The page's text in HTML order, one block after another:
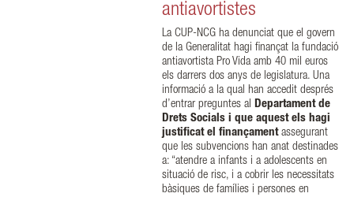
antiavortistes
La CUP-NCG ha denunciat que el govern
de la Generalitat hagi finançat la fundació
antiavortista Pro Vida amb 40 mil euros
els darrers dos anys de legislatura. Una
informació a la qual han accedit després
d’entrar preguntes al Departament de
Drets Socials i que aquest els hagi
justificat el finançament assegurant
que les subvencions han anat destinades
a: “atendre a infants i a adolescents en
situació de risc, i a cobrir les necessitats
bàsiques de famílies i persones en